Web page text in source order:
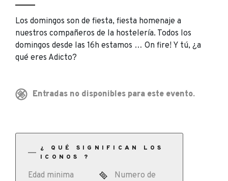
Los domingos son de fiesta, fiesta homenaje a
nuestros compañeros de la hostelería. Todos los
domingos desde las 16h estamos … On fire! Y tú, ¿a
qué eres Adicto?
Entradas no disponibles para este evento.
¿ QUÉ SIGNIFICAN LOS
ICONOS ?
Edad minima
Numero de